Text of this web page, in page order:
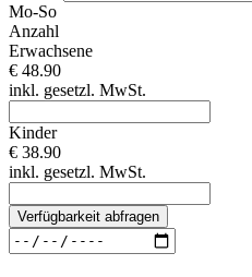
Mo-So
Anzahl
Erwachsene
€ 48.90
inkl. gesetzl. MwSt.
Kinder
€ 38.90
inkl. gesetzl. MwSt.
Verfügbarkeit abfragen